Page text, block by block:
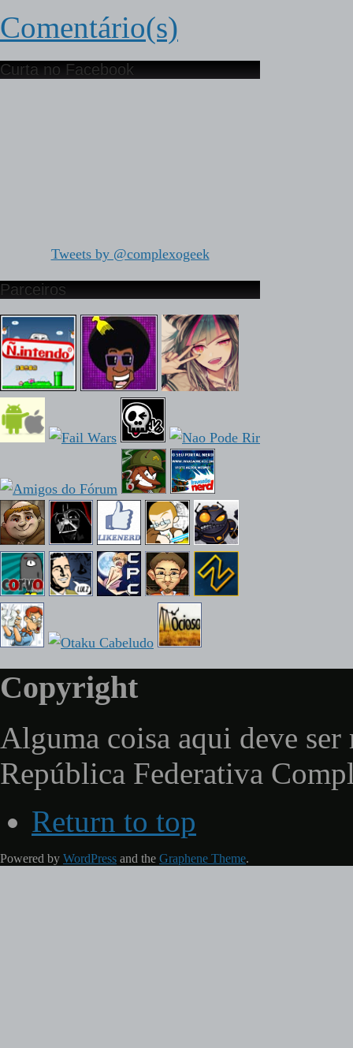
Comentário(s)
Curta no Facebook
Tweets by @complexogeek
Parceiros
Copyright
Alguma coisa aqui deve ser
República Federativa
Return to top
Powered by WordPress and the Graphene Theme.